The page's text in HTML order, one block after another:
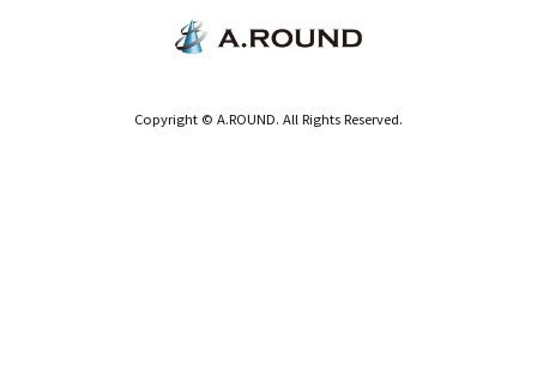
Copyright © A.ROUND. All Rights Reserved.